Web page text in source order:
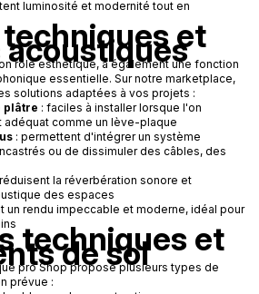
luminosité et modernité tout en
et
rôle esthétique, a également une fonction
essentielle. Sur notre marketplace,
solutions adaptées à vos projets :
plâtre : faciles à installer lorsque l'on
comme un lève-plaque
: permettent d'intégrer un système
ou de dissimuler des câbles, des
la réverbération sonore et
des espaces
un rendu impeccable et moderne, idéal pour
techniques et
de sol
pro Shop propose plusieurs types de
prévue :